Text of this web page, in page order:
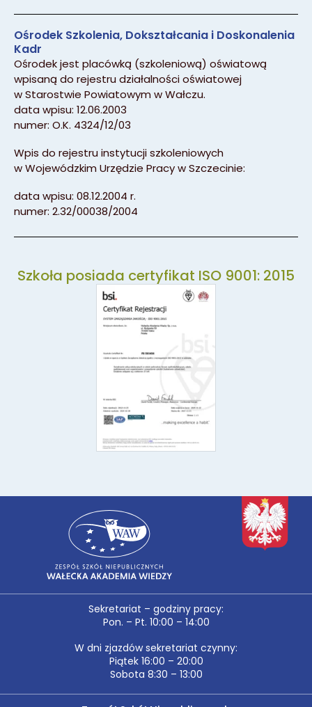
Ośrodek Szkolenia, Dokształcania i Doskonalenia
Kadr
Ośrodek jest placówką (szkoleniową) oświatową
wpisaną do rejestru działalności oświatowej
w Starostwie Powiatowym w Wałczu.
data wpisu: 12.06.2003
numer: O.K. 4324/12/03
Wpis do rejestru instytucji szkoleniowych
w Wojewódzkim Urzędzie Pracy w Szczecinie:
data wpisu: 08.12.2004 r.
numer: 2.32/00038/2004
Szkoła posiada certyfikat ISO 9001: 2015
Sekretariat – godziny pracy:
Pon. – Pt. 10:00 – 14:00
W dni zjazdów sekretariat czynny:
Piątek 16:00 – 20:00
Sobota 8:30 – 13:00